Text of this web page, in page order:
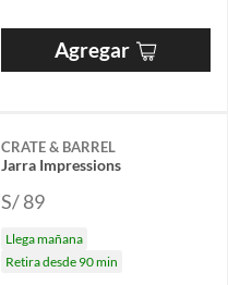
Agregar
CRATE & BARREL
Jarra Impressions
S/ 89
Llega mañana
Retira desde 90 min